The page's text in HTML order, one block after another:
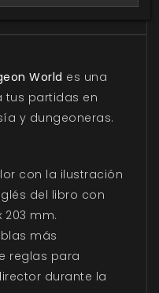
World es una
tus partidas en
y dungeoneras.
con la ilustración
del libro con
mm.
más
reglas para
durante la